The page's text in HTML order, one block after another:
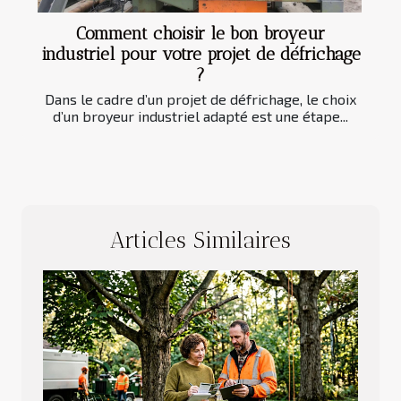
Comment choisir le bon broyeur
industriel pour votre projet de défrichage
?
Dans le cadre d’un projet de défrichage, le choix
d’un broyeur industriel adapté est une étape...
Articles Similaires